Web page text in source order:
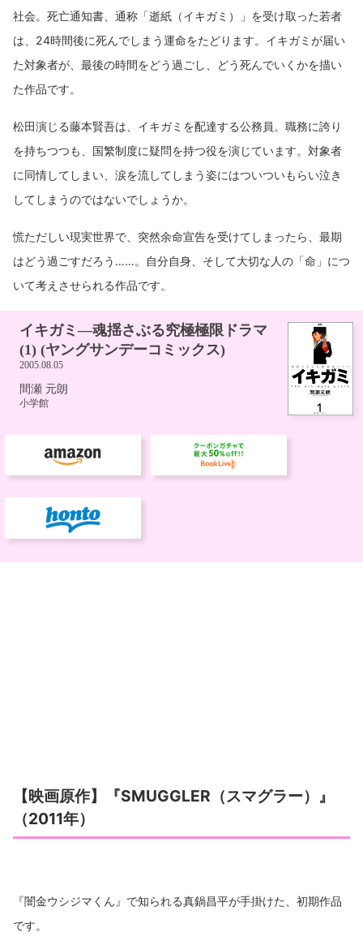
社会。死亡通知書、通称「逝紙（イキガミ）」を受け取った若者
は、24時間後に死んでしまう運命をたどります。イキガミが届い
た対象者が、最後の時間をどう過ごし、どう死んでいくかを描い
た作品です。
松田演じる藤本賢吾は、イキガミを配達する公務員。職務に誇り
を持ちつつも、国繁制度に疑問を持つ役を演じています。対象者
に同情してしまい、涙を流してしまう姿にはついついもらい泣き
してしまうのではないでしょうか。
慌ただしい現実世界で、突然余命宣告を受けてしまったら、最期
はどう過ごすだろう……。自分自身、そして大切な人の「命」につ
いて考えさせられる作品です。
【映画原作】『SMUGGLER（スマグラー）』
（2011年）
『闇金ウシジマくん』で知られる真鍋昌平が手掛けた、初期作品
です。